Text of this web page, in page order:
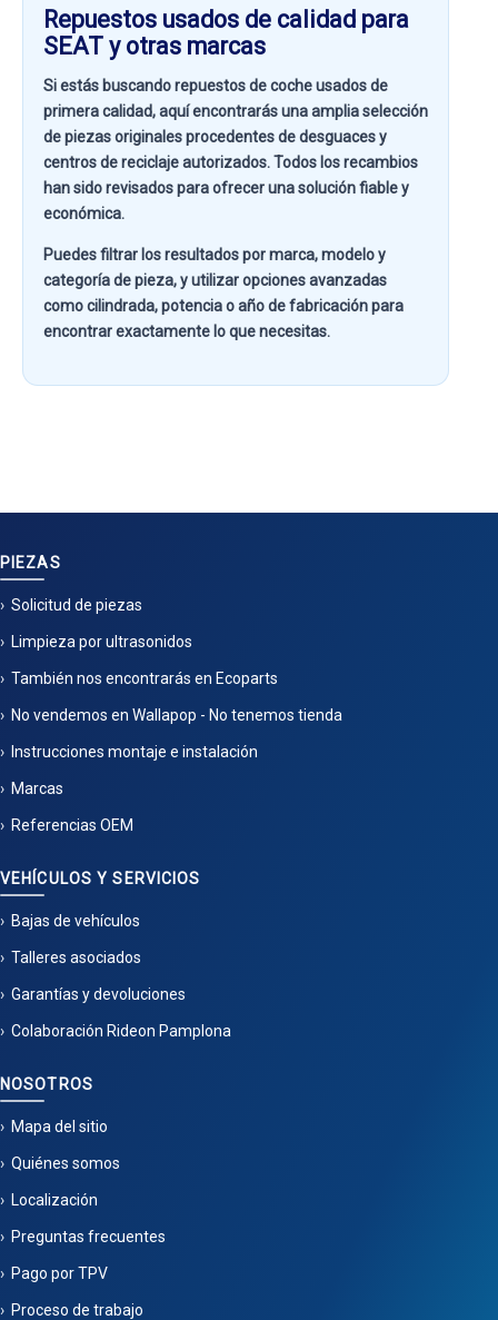
Repuestos usados de calidad para
SEAT y otras marcas
Si estás buscandorepuestos de coche usados de
primera calidad, aquí encontrarás una amplia selección
de piezas originales procedentes de desguaces y
centros de reciclaje autorizados. Todos los recambios
han sido revisados para ofrecer una solución fiable y
económica.
Puedes filtrar los resultados pormarca, modelo y
categoría de pieza, y utilizar opciones avanzadas
comocilindrada, potencia o año de fabricaciónpara
encontrar exactamente lo que necesitas.
PIEZAS
Solicitud de piezas
Limpieza por ultrasonidos
También nos encontrarás en Ecoparts
No vendemos en Wallapop - No tenemos tienda
Instrucciones montaje e instalación
Marcas
Referencias OEM
VEHÍCULOS Y SERVICIOS
Bajas de vehículos
Talleres asociados
Garantías y devoluciones
Colaboración Rideon Pamplona
NOSOTROS
Mapa del sitio
Quiénes somos
Localización
Preguntas frecuentes
Pago por TPV
Proceso de trabajo